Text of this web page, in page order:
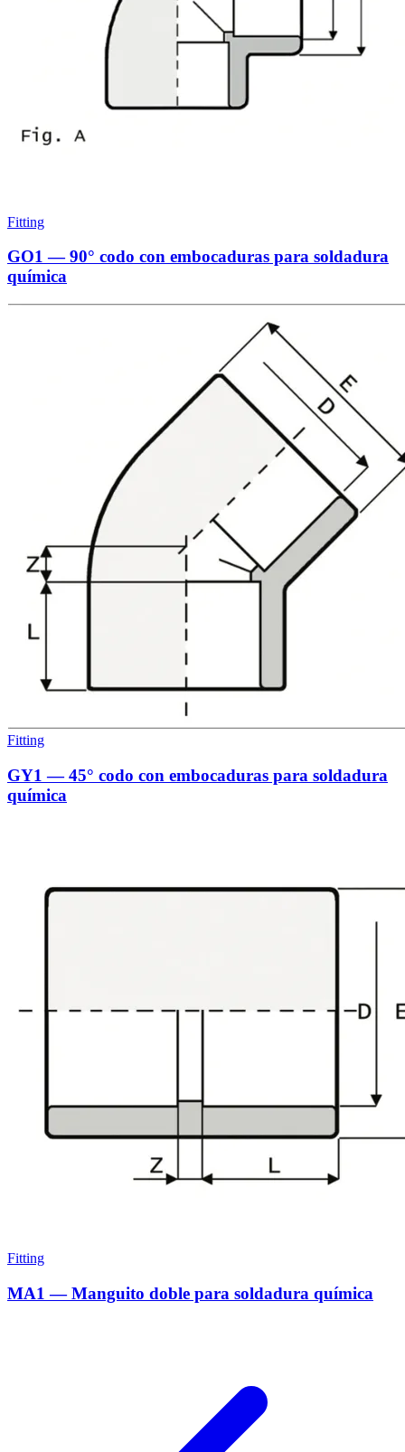
Fitting
GO1 — 90° codo con embocaduras para soldadura
química
Fitting
GY1 — 45° codo con embocaduras para soldadura
química
Fitting
MA1 — Manguito doble para soldadura química